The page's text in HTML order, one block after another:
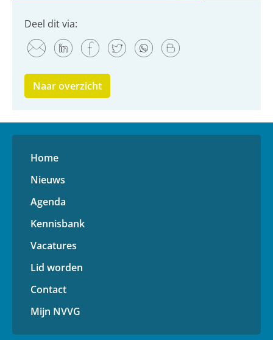
Deel dit via:
Naar overzicht
Home
Nieuws
Agenda
Kennisbank
Vacatures
Lid worden
Contact
Mijn NVVG